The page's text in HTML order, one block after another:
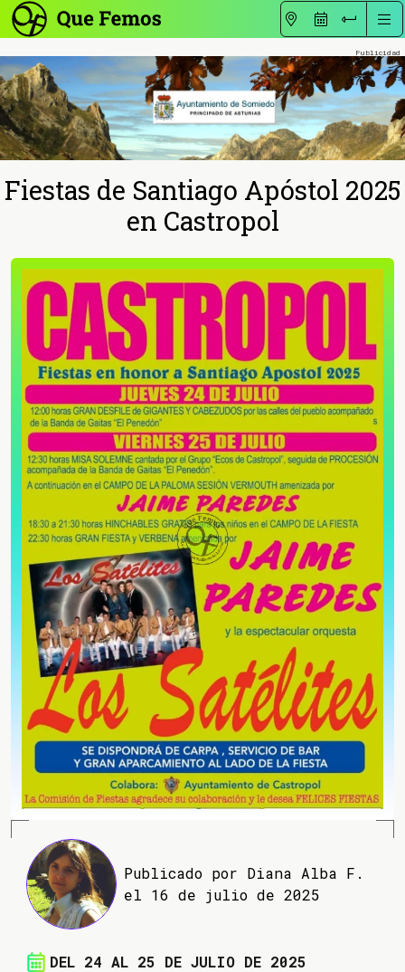
Fiestas de Santiago Apóstol 2025
en Castropol
Publicado por Diana Alba F.
el 16 de julio de 2025
DEL 24 AL 25 DE JULIO DE 2025